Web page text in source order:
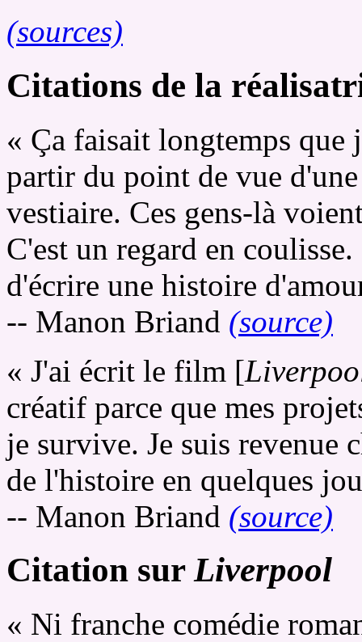
(sources)
Citations de la
« Ça faisait longtemps que
partir du point de vue
vestiaire. Ces gens-là
C'est un regard en
d'écrire une histoire
-- Manon Briand (source)
« J'ai écrit le film [
créatif parce que mes
je survive. Je suis revenue
de l'histoire en quelques
-- Manon Briand (source)
Citation surLiverpool
« Ni franche comédie